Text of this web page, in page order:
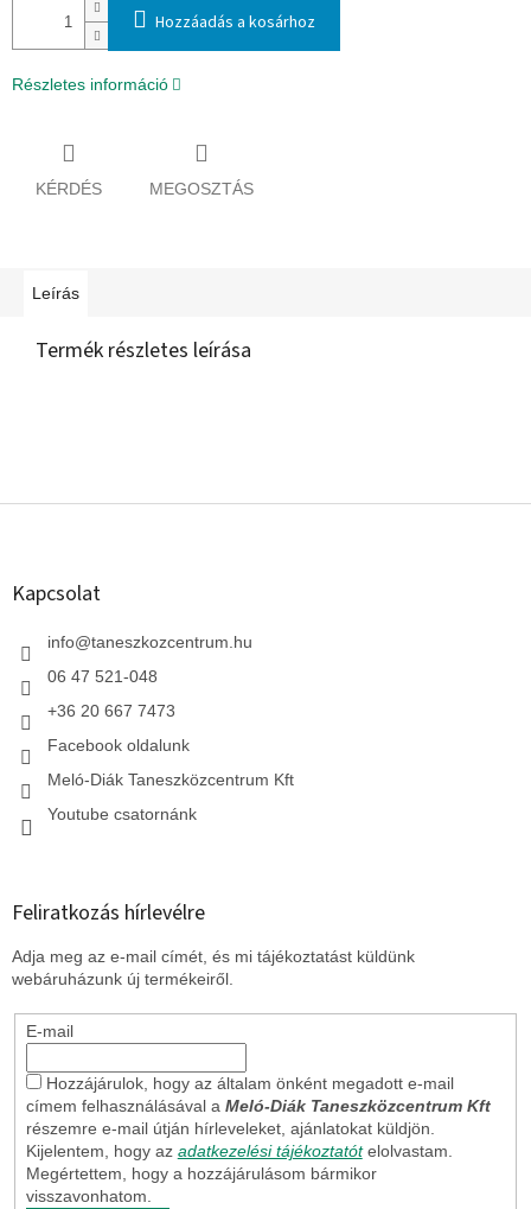
Hozzáadás a kosárhoz
Részletes információ
KÉRDÉS MEGOSZTÁS
Leírás
Termék részletes leírása
L
Kapcsolat
info@taneszkozcentrum.hu
06 47 521-048
+36 20 667 7473
Facebook oldalunk
Meló-Diák Taneszközcentrum Kft
Youtube csatornánk
Feliratkozás hírlevélre
Adja meg az e-mail címét, és mi tájékoztatást küldünk
webáruházunk új termékeiről.
E-mail
Hozzájárulok, hogy az általam önként megadott e-mail
címem felhasználásával a Meló-Diák Taneszközcentrum Kft
részemre e-mail útján hírleveleket, ajánlatokat küldjön.
Kijelentem, hogy az adatkezelési tájékoztatót elolvastam.
Megértettem, hogy a hozzájárulásom bármikor
visszavonhatom.